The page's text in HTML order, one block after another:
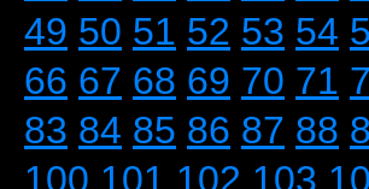
49 50 51 52 53 54
66 67 68 69 70 71
83 84 85 86 87 88
100 101 102 103